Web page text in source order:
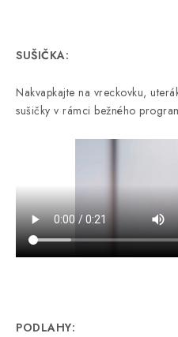
SUŠIČKA:
Nakvapkajte na vreckovku,
sušičky v rámci bežného
PODLAHY: